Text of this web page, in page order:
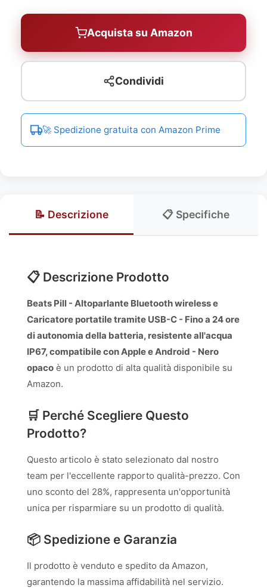
Acquista su Amazon
Condividi
🚀 Spedizione gratuita con Amazon Prime
📝 Descrizione 📋 Specifiche
📋 Descrizione Prodotto
Beats Pill - Altoparlante Bluetooth wireless e
Caricatore portatile tramite USB-C - Fino a 24 ore
di autonomia della batteria, resistente all'acqua
IP67, compatibile con Apple e Android - Nero
opaco è un prodotto di alta qualità disponibile su
Amazon.
🛒 Perché Scegliere Questo
Prodotto?
Questo articolo è stato selezionato dal nostro
team per l'eccellente rapporto qualità-prezzo. Con
uno sconto del 28%, rappresenta un'opportunità
unica per risparmiare su un prodotto di qualità.
📦 Spedizione e Garanzia
Il prodotto è venduto e spedito da Amazon,
garantendo la massima affidabilità nel servizio.